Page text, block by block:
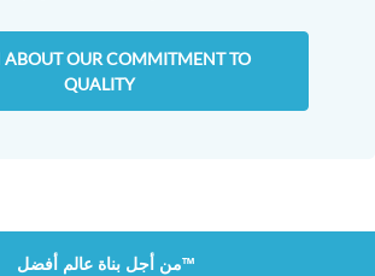
ABOUT OUR COMMITMENT TO
QUALITY
من أجل بناة عالم أفضل™